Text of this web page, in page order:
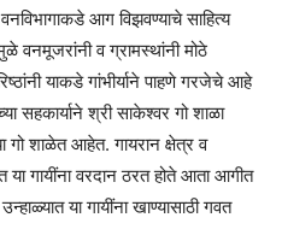
आग विझवण्याचे साहित्य
वनमूजरांनी व ग्रामस्थांनी मोठे
याकडे गांभीर्याने पाहणे गरजेचे आहे
सहकार्याने श्री साकेश्वर गो शाळा
गो शाळेत आहेत. गायरान क्षेत्र व
या गायींना वरदान ठरत होते आता आगीत
या गायींना खाण्यासाठी गवत